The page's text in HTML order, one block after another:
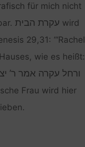
für mich nicht
עקרת הבית wird
29,31: “‘Rachel
wie es heißt:
ורחל עקרה אמר ר’
Frau wird hier